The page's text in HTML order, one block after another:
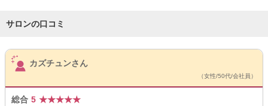
サロンの口コミ
サロンPick Up
カズチュンさん
（女性/50代/会社員）
総合 5 ★★★★★